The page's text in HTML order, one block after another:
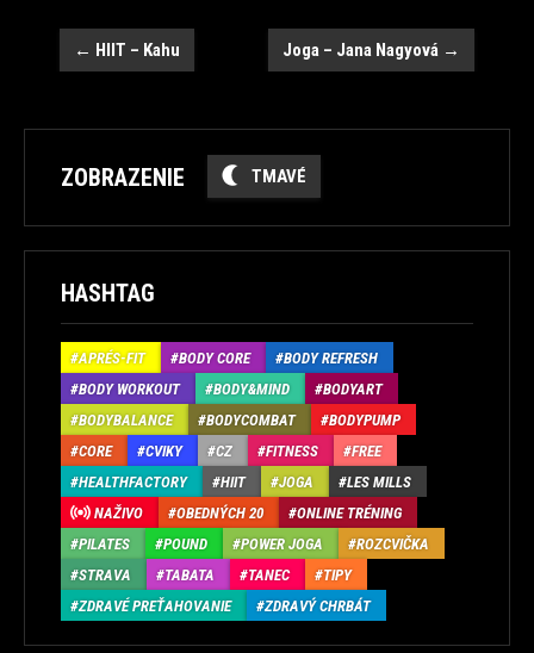
Post
← HIIT – Kahu Joga – Jana Nagyová →
ZOBRAZENIE TMAVÉ
HASHTAG
APRÉS-FIT BODY CORE
BODY REFRESH
BODY WORKOUT
BODY&MIND
BODYART
BODYBALANCE
BODYCOMBAT
BODYPUMP
CORE
CVIKY CZ FITNESS
FREE
HEALTHFACTORY
HIIT JOGA
LES MILLS
NAŽIVO
OBEDNÝCH 20
ONLINE TRÉNING
PILATES
POUND POWER JOGA
ROZCVIČKA
STRAVA
TABATA TANEC
TIPY
ZDRAVÉ PREŤAHOVANIE
ZDRAVÝ CHRBÁT